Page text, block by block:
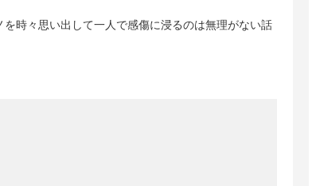
時々思い出して一人で感傷に浸るのは無理がない話